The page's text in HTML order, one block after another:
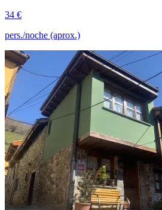
34 €
pers./noche (aprox.)